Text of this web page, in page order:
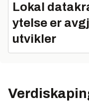
Lokal
ytelse er
utvikler